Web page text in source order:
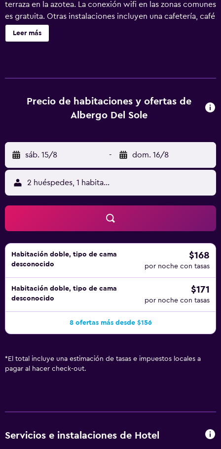
terraza en la azotea. La conexión wifi en las zonas comunes
es gratuita. Otras instalaciones incluyen una cafetería, café
o té en las zonas comunes y servicios de spa. No se ofrece
servicio de limpieza. Albergo del Sole ofrece 29
servicios de ocio y esparcimiento en este hotel incluyen
gimnasio abierto las 24 horas.
Leer más
Precio de habitaciones y ofertas de
Albergo Del Sole
sáb. 15/8 - dom. 16/8
2 huéspedes, 1 habitación
Habitación doble, tipo de cama
desconocido
$168
por noche con tasas
Habitación doble, tipo de cama
desconocido
$171
por noche con tasas
8 ofertas más desde $156
* El total incluye una estimación de tasas e impuestos locales a
pagar al hacer check-out.
Servicios e instalaciones de Hotel